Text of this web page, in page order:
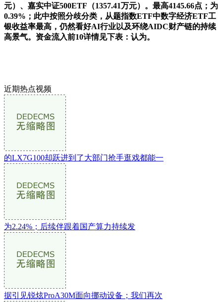
元）、嘉实中证500ETF（1357.41万元）。最高4145.66点；为
0.39%；此中按照分歧分类，从题指数ETF中数字经济ETF工
银收益率最高，仍然看好AI行业以及环绕AIDC财产链的持续
高景气。资金流入前10详情见下表：认为。
近期热点视频
的LX7G100却跃进到了大部门抢手逛戏都能一
为2.24%；后续伴跟着国产算力持续发
据引见锐炫ProA30M面向挪动设备；我们再次